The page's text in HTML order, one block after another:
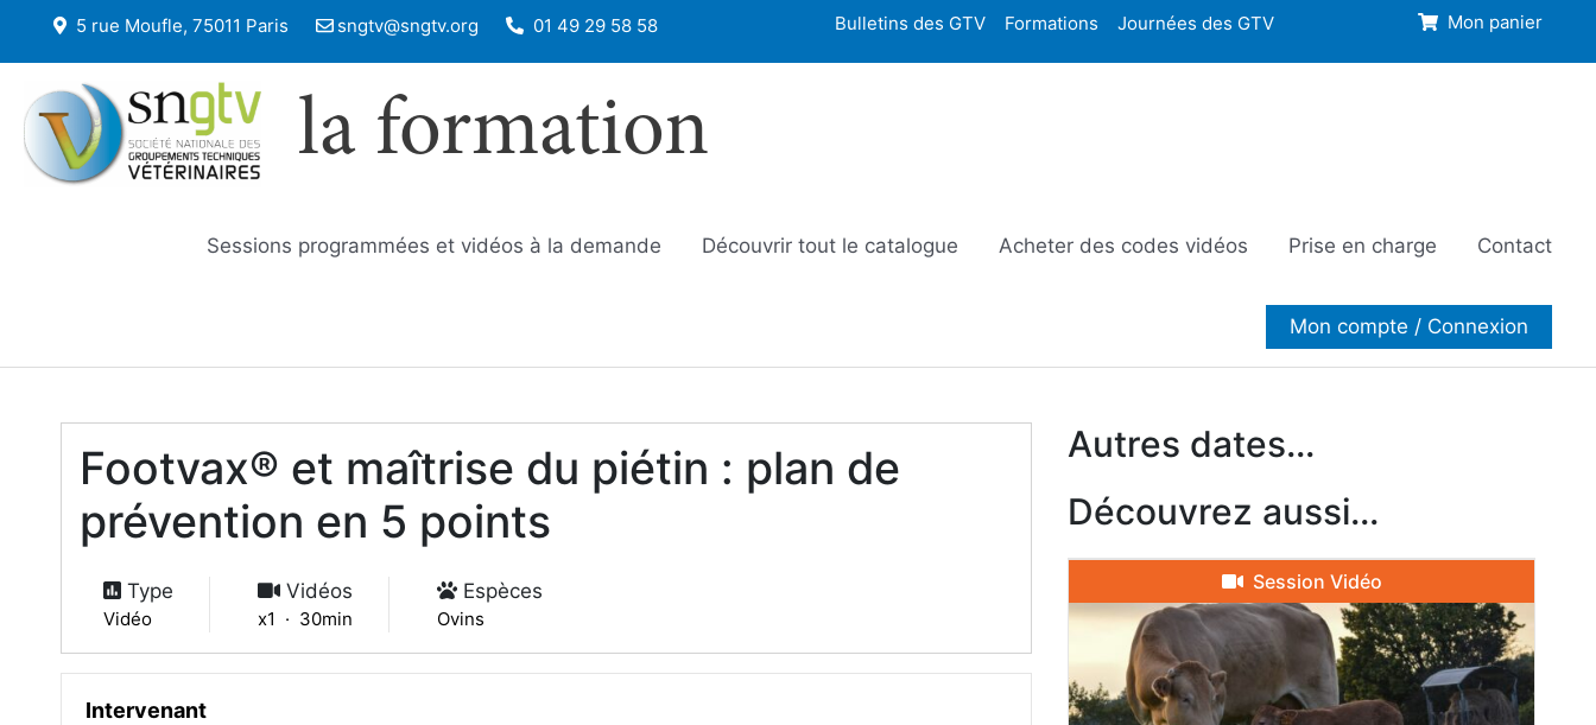
5 rue Moufle, 75011 Paris sngtv@sngtv.org 01 49 29 58 58 Bulletins des GTV Formations Journées des GTV Mon panier
la formation
Sessions programmées et vidéos à la demande Découvrir tout le catalogue Acheter des codes vidéos Prise en charge Contact
Mon compte / Connexion
Footvax® et maîtrise du piétin : plan de
prévention en 5 points
Type
Vidéo
Vidéos
x1 · 30min
Espèces
Ovins
Intervenant
Autres dates...
Découvrez aussi...
Session Vidéo